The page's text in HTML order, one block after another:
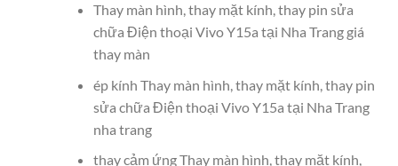
Thay màn hình, thay mặt kính, thay pin sửa
chữa Điện thoại Vivo Y15a tại Nha Trang giá
thay màn
ép kính Thay màn hình, thay mặt kính, thay pin
sửa chữa Điện thoại Vivo Y15a tại Nha Trang
nha trang
thay cảm ứng Thay màn hình, thay mặt kính,